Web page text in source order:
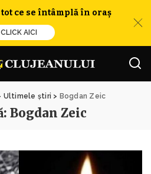
tot ce se întâmplă în oraș
CLICK AICI
Ultimele știri > Bogdan Zeic
Bogdan Zeic